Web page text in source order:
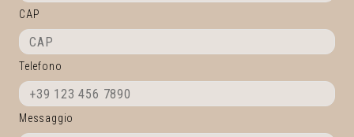
CAP
Telefono
Messaggio